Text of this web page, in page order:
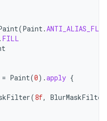
(Paint.ANTI_ALIAS_FLAG
. FILL
= Paint(0).apply {
(8f, BlurMaskFilter